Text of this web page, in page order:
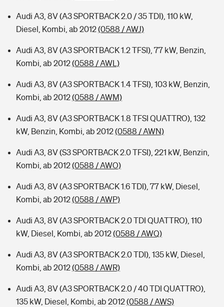
Audi A3, 8V (A3 SPORTBACK 2.0 / 35 TDI), 110 kW,
Diesel, Kombi, ab 2012(0588 / AWJ)
Audi A3, 8V (A3 SPORTBACK 1.2 TFSI), 77 kW, Benzin,
Kombi, ab 2012(0588 / AWL)
Audi A3, 8V (A3 SPORTBACK 1.4 TFSI), 103 kW, Benzin,
Kombi, ab 2012(0588 / AWM)
Audi A3, 8V (A3 SPORTBACK 1.8 TFSI QUATTRO), 132
kW, Benzin, Kombi, ab 2012(0588 / AWN)
Audi A3, 8V (S3 SPORTBACK 2.0 TFSI), 221 kW, Benzin,
Kombi, ab 2012(0588 / AWO)
Audi A3, 8V (A3 SPORTBACK 1.6 TDI), 77 kW, Diesel,
Kombi, ab 2012(0588 / AWP)
Audi A3, 8V (A3 SPORTBACK 2.0 TDI QUATTRO), 110
kW, Diesel, Kombi, ab 2012(0588 / AWQ)
Audi A3, 8V (A3 SPORTBACK 2.0 TDI), 135 kW, Diesel,
Kombi, ab 2012(0588 / AWR)
Audi A3, 8V (A3 SPORTBACK 2.0 / 40 TDI QUATTRO),
135 kW, Diesel, Kombi, ab 2012(0588 / AWS)